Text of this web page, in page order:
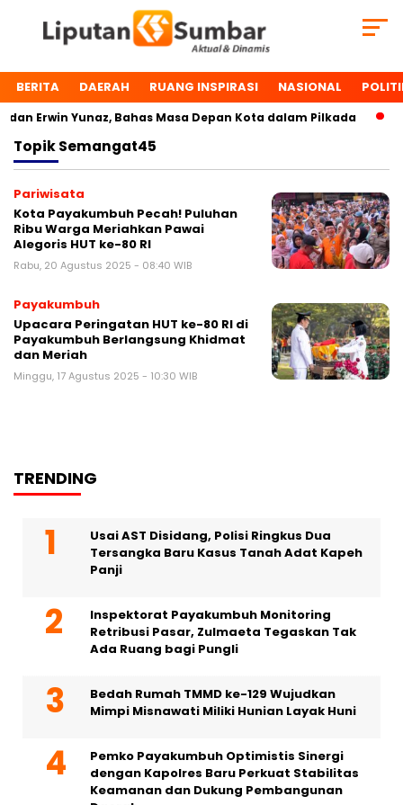
BERITA DAERAH RUANG INSPIRASI NASIONAL
Erwin Yunaz, Bahas Masa Depan Kota dalam Pilkada
TopikSemangat45
Pariwisata
Kota Payakumbuh Pecah! Puluhan
Ribu Warga Meriahkan Pawai
Alegoris HUT ke-80 RI
Rabu, 20 Agustus 2025 - 08:40 WIB
Payakumbuh
Upacara Peringatan HUT ke-80 RI di
Payakumbuh Berlangsung Khidmat
dan Meriah
Minggu, 17 Agustus 2025 - 10:30 WIB
TRENDING
Usai AST Disidang, Polisi Ringkus Dua
Tersangka Baru Kasus Tanah Adat Kapeh
Panji
Inspektorat Payakumbuh Monitoring
Retribusi Pasar, Zulmaeta Tegaskan Tak
Ada Ruang bagi Pungli
Bedah Rumah TMMD ke-129 Wujudkan
Mimpi Misnawati Miliki Hunian Layak Huni
Pemko Payakumbuh Optimistis Sinergi
dengan Kapolres Baru Perkuat Stabilitas
Keamanan dan Dukung Pembangunan